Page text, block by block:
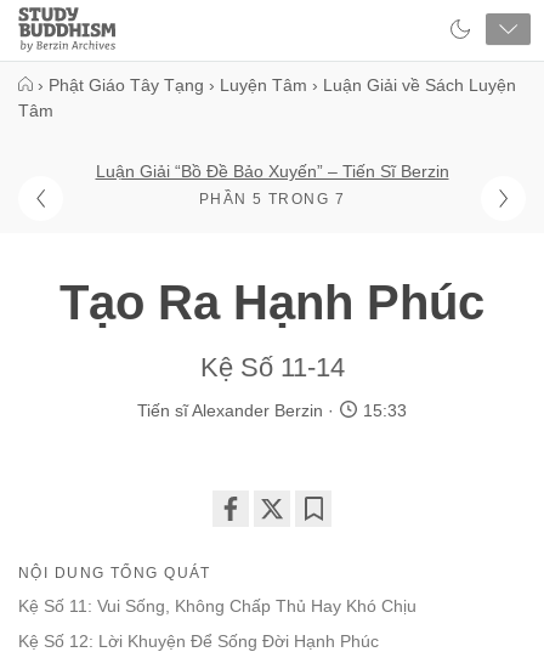
Close
Study
Buddhism
› Phật Giáo Tây Tạng › Luyện Tâm › Luận Giải về Sách Luyện
Tâm
Luận Giải “Bồ Đề Bảo Xuyến” – Tiến Sĩ Berzin
PHẦN 5 TRONG 7
Tạo Ra Hạnh Phúc
Kệ Số 11-14
Tiến sĩ Alexander Berzin 15:33
facebook
NỘI DUNG TỔNG QUÁT
Kệ Số 11: Vui Sống, Không Chấp Thủ Hay Khó Chịu
Kệ Số 12: Lời Khuyện Để Sống Đời Hạnh Phúc